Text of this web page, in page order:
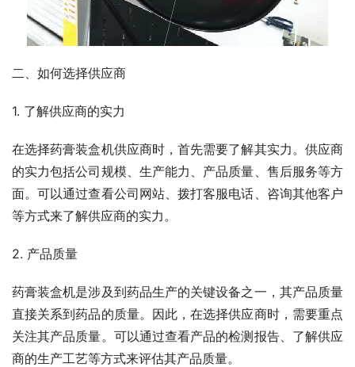
二、如何选择供应商
1. 了解供应商的实力
在选择药膏装盒机供应商时，首先需要了解其实力。供应商
的实力包括公司规模、生产能力、产品质量、售后服务等方
面。可以通过查看公司网站、拨打客服电话、咨询其他客户
等方式来了解供应商的实力。
2. 产品质量
药膏装盒机是涉及到药品生产的关键设备之一，其产品质量
直接关系到药品的质量。因此，在选择供应商时，需要重点
关注其产品质量。可以通过查看产品的检测报告、了解供应
商的生产工艺等方式来评估其产品质量。